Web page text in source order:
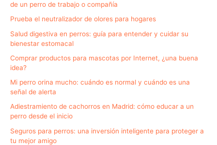
de un perro de trabajo o compañía
Prueba el neutralizador de olores para hogares
Salud digestiva en perros: guía para entender y cuidar su
bienestar estomacal
Comprar productos para mascotas por Internet, ¿una buena
idea?
Mi perro orina mucho: cuándo es normal y cuándo es una
señal de alerta
Adiestramiento de cachorros en Madrid: cómo educar a un
perro desde el inicio
Seguros para perros: una inversión inteligente para proteger a
tu mejor amigo